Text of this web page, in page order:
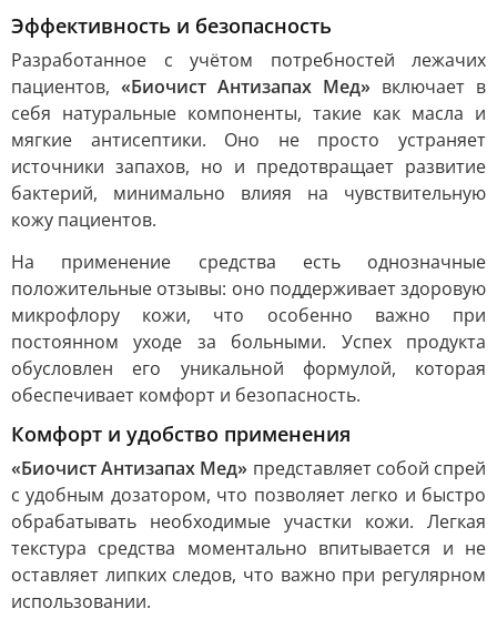
Эффективность и безопасность
Разработанное с учётом потребностей лежачих
пациентов, «Биочист Антизапах Мед» включает в
себя натуральные компоненты, такие как масла и
мягкие антисептики. Оно не просто устраняет
источники запахов, но и предотвращает развитие
бактерий, минимально влияя на чувствительную
кожу пациентов.
На применение средства есть однозначные
положительные отзывы: оно поддерживает здоровую
микрофлору кожи, что особенно важно при
постоянном уходе за больными. Успех продукта
обусловлен его уникальной формулой, которая
обеспечивает комфорт и безопасность.
Комфорт и удобство применения
«Биочист Антизапах Мед» представляет собой спрей
с удобным дозатором, что позволяет легко и быстро
обрабатывать необходимые участки кожи. Легкая
текстура средства моментально впитывается и не
оставляет липких следов, что важно при регулярном
использовании.